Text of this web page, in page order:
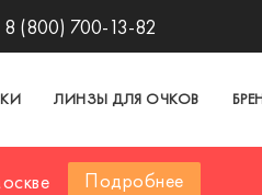
8 (800) 700-13-82
ЛИНЗЫ ДЛЯ ОЧКОВ
Подробнее